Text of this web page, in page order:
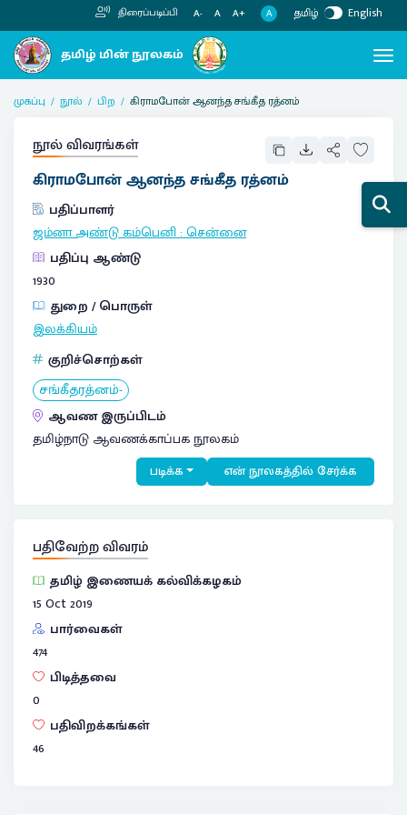
திரைப்படிப்பி A- A A+ A தமிழ் English
முகப்பு நூல் பிற கிராமபோன் ஆனந்த சங்கீத ரத்னம்
நூல் விவரங்கள்
கிராமபோன் ஆனந்த சங்கீத ரத்னம்
பதிப்பாளர்
ஜம்னா அண்டு கம்பெனி:சென்னை
பதிப்பு ஆண்டு
1930
துறை / பொருள்
இலக்கியம்
குறிச்சொற்கள்
சங்கீதரத்னம்-
ஆவண இருப்பிடம்
தமிழ்நாடு ஆவணக்காப்பக நூலகம்
படிக்க என் நூலகத்தில் சேர்க்க
பதிவேற்ற விவரம்
தமிழ் இணையக் கல்விக்கழகம்
15 Oct 2019
பார்வைகள்
474
பிடித்தவை
0
பதிவிறக்கங்கள்
46